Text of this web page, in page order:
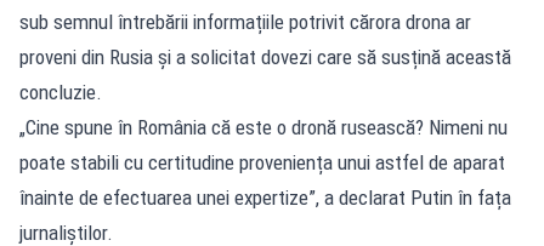
sub semnul întrebării informațiile potrivit cărora drona ar
proveni din Rusia și a solicitat dovezi care să susțină această
concluzie.
„Cine spune în România că este o dronă rusească? Nimeni nu
poate stabili cu certitudine proveniența unui astfel de aparat
înainte de efectuarea unei expertize”, a declarat Putin în fața
jurnaliștilor.